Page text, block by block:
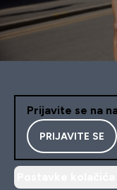
Prijavite se na
PRIJAVITE SE